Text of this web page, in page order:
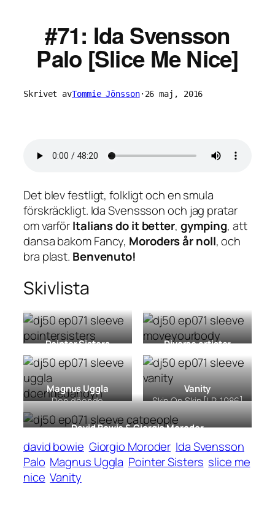
#71: Ida Svensson
Palo [Slice Me Nice]
Skrivet avTommie Jönsson· 26 maj, 2016
Det blev festligt, folkligt och en smula
förskräckligt. Ida Svenssson och jag pratar
om varförItalians do it better, gymping, att
dansa bakom Fancy, Moroders år noll, och
bra plast. Benvenuto!
Skivlista
Pointer Sisters
Contact[LP, 1985]
Diverse artister
Move Your Body 2
compilation, 1991]
Magnus Uggla
Den döende
dandyn[LP, 1986]
Vanity
Skin On Skin[LP, 1986]
David Bowie & Giorgio Moroder
Cat People (Putting Out Fire) [7″, 1982]
david bowie Giorgio Moroder Ida Svensson
Palo Magnus Uggla Pointer Sisters slice me
nice Vanity